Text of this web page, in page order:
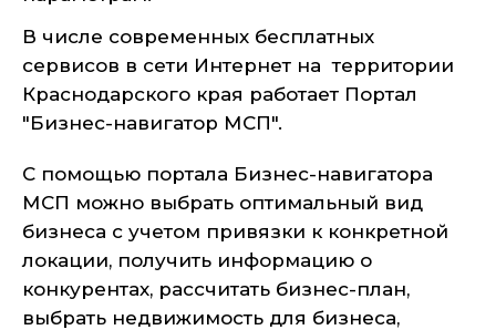
В числе современных бесплатных
сервисов в сети Интернет на территории
Краснодарского края работает Портал
"Бизнес-навигатор МСП".
С помощью портала Бизнес-навигатора
МСП можно выбрать оптимальный вид
бизнеса с учетом привязки к конкретной
локации, получить информацию о
конкурентах, рассчитать бизнес-план,
выбрать недвижимость для бизнеса,